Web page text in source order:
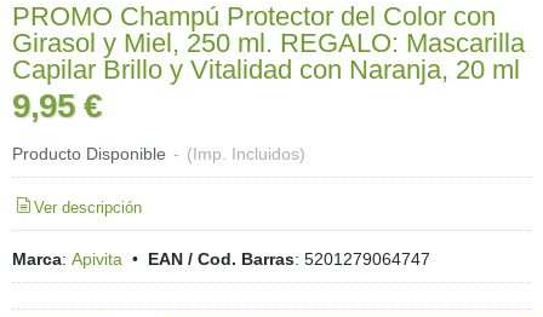
PROMO Champú Protector del Color con
Girasol y Miel, 250 ml. REGALO: Mascarilla
Capilar Brillo y Vitalidad con Naranja, 20 ml
9,95 €
Producto Disponible - (Imp. Incluidos)
Ver descripción
Marca: Apivita • EAN / Cod. Barras: 5201279064747